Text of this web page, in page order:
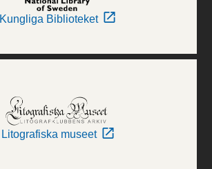
Kungliga Biblioteket
Litografiska museet